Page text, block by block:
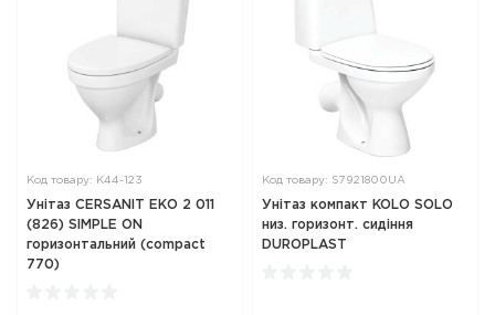
Код товару: K44-123
Унітаз CERSANIT ЕКО 2 011
(826) SIMPLE ON
горизонтальний (compact
770)
Код товару: S7921800UA
Унітаз компакт KOLO SOLO
низ. горизонт. сидіння
DUROPLAST